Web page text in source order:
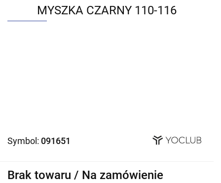
MYSZKA CZARNY 110-116
Symbol: 091651
Brak towaru / Na zamówienie